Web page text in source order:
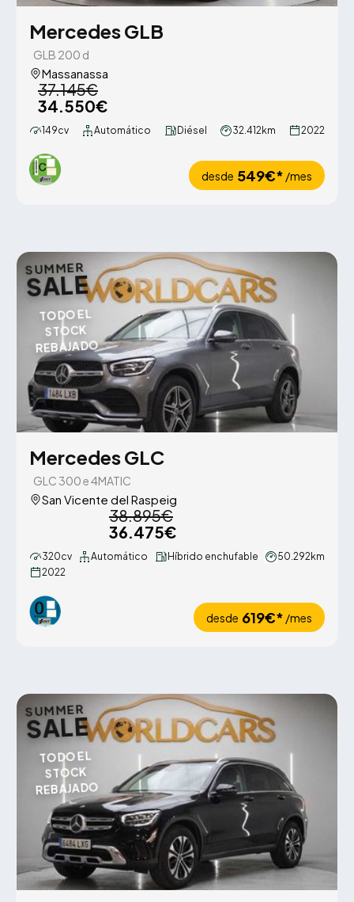
Mercedes GLB
GLB 200 d
Massanassa
37.145€
34.550€
149cv Automático Diésel 32.412km 2022
desde 549€* /mes
SUMMER
SALE
TODO EL
STOCK
REBAJADO
Mercedes GLC
GLC 300 e 4MATIC
San Vicente del Raspeig
38.895€
36.475€
320cv Automático Híbrido enchufable
50.292km
2022
desde 619€* /mes
SUMMER
SALE
TODO EL
STOCK
REBAJADO